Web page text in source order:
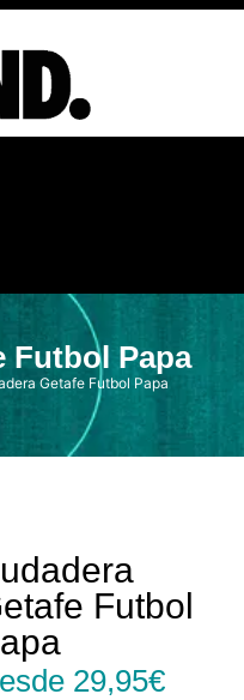
Futbol Papa
Getafe Futbol Papa
Futbol
29,95€